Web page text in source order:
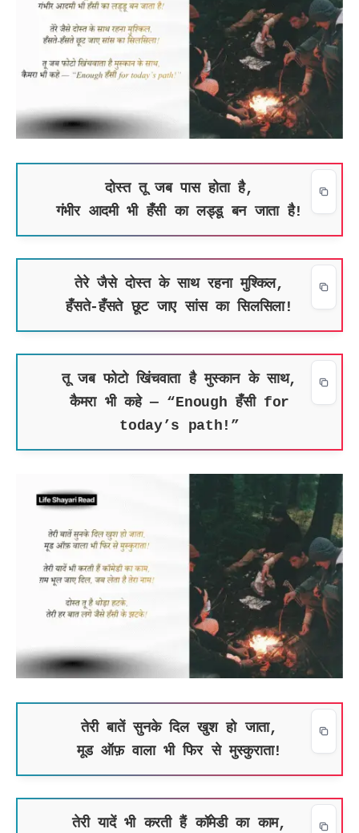
दोस्त तू जब पास होता है,
गंभीर आदमी भी हँसी का लड्डू बन जाता है!
तेरे जैसे दोस्त के साथ रहना मुश्किल,
हँसते-हँसते छूट जाए सांस का सिलसिला!
तू जब फोटो खिंचवाता है मुस्कान के साथ,
कैमरा भी कहे — “Enough हँसी for
today’s path!”
तेरी बातें सुनके दिल खुश हो जाता,
मूड ऑफ़ वाला भी फिर से मुस्कुराता!
तेरी यादें भी करती हैं कॉमेडी का काम,